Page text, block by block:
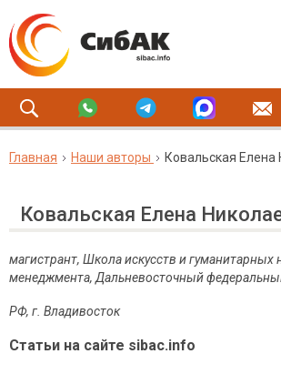
Главная Наши авторы Ковальская Елена
Ковальская Елена
магистрант, Школа искусств и гуманитарных
менеджмента, Дальневосточный
РФ, г. Владивосток
Статьи на сайте sibac.info